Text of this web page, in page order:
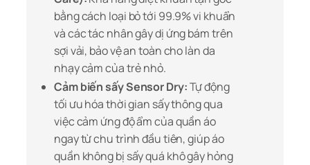
bằng cách loại bỏ tới 99.9% vi khuẩn
và các tác nhân gây dị ứng bám trên
sợi vải, bảo vệ an toàn cho làn da
nhạy cảm của trẻ nhỏ.
Cảm biến sấy Sensor Dry:Tự động
tối ưu hóa thời gian sấy thông qua
việc cảm ứng độ ẩm của quần áo
ngay từ chu trình đầu tiên, giúp áo
quần không bị sấy quá khô gây hỏng